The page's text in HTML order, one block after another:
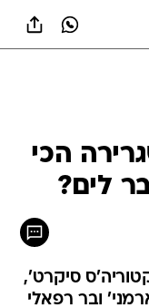
הכי
לים?
סיקרט',
ובר רפאלי